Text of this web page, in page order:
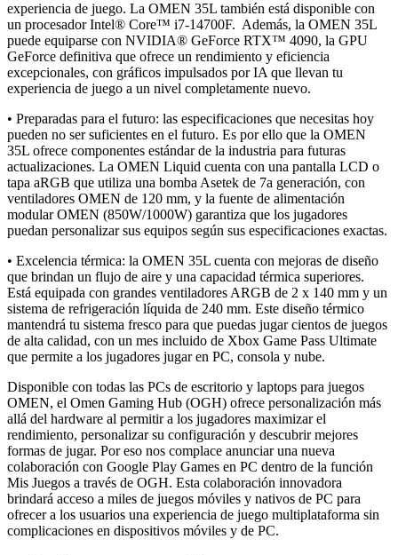
experiencia de juego. La OMEN 35L también está disponible con
un procesador Intel® Core™ i7-14700F. Además, la OMEN 35L
puede equiparse con NVIDIA® GeForce RTX™ 4090, la GPU
GeForce definitiva que ofrece un rendimiento y eficiencia
excepcionales, con gráficos impulsados por IA que llevan tu
experiencia de juego a un nivel completamente nuevo.
• Preparadas para el futuro: las especificaciones que necesitas hoy
pueden no ser suficientes en el futuro. Es por ello que la OMEN
35L ofrece componentes estándar de la industria para futuras
actualizaciones. La OMEN Liquid cuenta con una pantalla LCD o
tapa aRGB que utiliza una bomba Asetek de 7a generación, con
ventiladores OMEN de 120 mm, y la fuente de alimentación
modular OMEN (850W/1000W) garantiza que los jugadores
puedan personalizar sus equipos según sus especificaciones exactas.
• Excelencia térmica: la OMEN 35L cuenta con mejoras de diseño
que brindan un flujo de aire y una capacidad térmica superiores.
Está equipada con grandes ventiladores ARGB de 2 x 140 mm y un
sistema de refrigeración líquida de 240 mm. Este diseño térmico
mantendrá tu sistema fresco para que puedas jugar cientos de juegos
de alta calidad, con un mes incluido de Xbox Game Pass Ultimate
que permite a los jugadores jugar en PC, consola y nube.
Disponible con todas las PCs de escritorio y laptops para juegos
OMEN, el Omen Gaming Hub (OGH) ofrece personalización más
allá del hardware al permitir a los jugadores maximizar el
rendimiento, personalizar su configuración y descubrir mejores
formas de jugar. Por eso nos complace anunciar una nueva
colaboración con Google Play Games en PC dentro de la función
Mis Juegos a través de OGH. Esta colaboración innovadora
brindará acceso a miles de juegos móviles y nativos de PC para
ofrecer a los usuarios una experiencia de juego multiplataforma sin
complicaciones en dispositivos móviles y de PC.